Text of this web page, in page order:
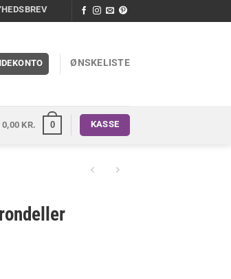
ØNSKELISTE
0,00 KR. 0 KASSE